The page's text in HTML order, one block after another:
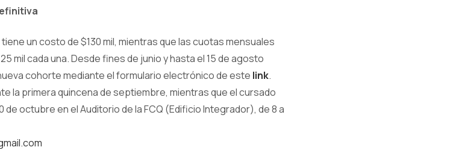
un costo de $130 mil, mientras que las cuotas mensuales
mil cada una. Desde fines de junio y hasta el 15 de agosto
cohorte mediante el formulario electrónico de este link.
la primera quincena de septiembre, mientras que el cursado
octubre en el Auditorio de la FCQ (Edificio Integrador), de 8 a